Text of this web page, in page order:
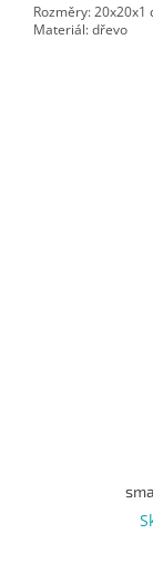
Rozměry: 20x20x1
Materiál: dřevo